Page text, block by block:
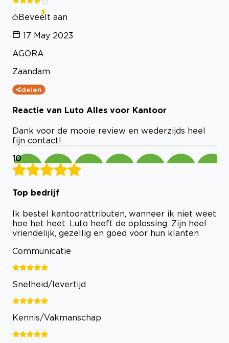
Beveelt aan
17 May 2023
AGORA
Zaandam
delen
Reactie van Luto Alles voor Kantoor
Dank voor de mooie review en wederzijds heel
fijn contact!
10
Top bedrijf
Ik bestel kantoorattributen, wanneer ik niet weet
hoe het heet. Luto heeft de oplossing. Zijn heel
vriendelijk, gezellig en goed voor hun klanten
Communicatie
Snelheid/levertijd
Kennis/Vakmanschap